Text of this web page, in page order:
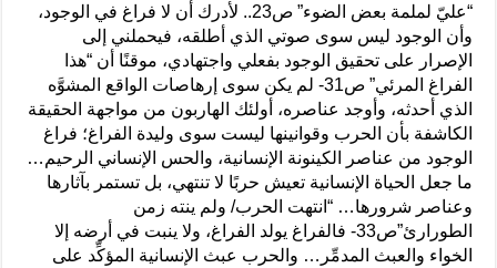
“عليّ لملمة بعض الضوء” ص23.. لأدرك أن لا فراغ في الوجود،
وأن الوجود ليس سوى صوتي الذي أطلقه، فيحملني إلى
الإصرار على تحقيق الوجود بفعلي واجتهادي، موقنًا أن “هذا
الفراغ المرئي” ص31- لم يكن سوى إرهاصات الواقع المشوَّه
الذي أحدثه، وأوجد عناصره، أولئك الهاربون من مواجهة الحقيقة
الكاشفة بأن الحرب وقوانينها ليست سوى وليدة الفراغ؛ فراغ
الوجود من عناصر الكينونة الإنسانية، والحس الإنساني الرحيم…
ما جعل الحياة الإنسانية تعيش حربًا لا تنتهي، بل تستمر بآثارها
وعناصر شرورها… “انتهت الحرب/ ولم ينته زمن
الطورارئ”ص33- فالفراغ يولد الفراغ، ولا ينبت في أرضه إلا
الخواء والعبث المدمِّر… والحرب عبث الإنسانية المؤكِّد على